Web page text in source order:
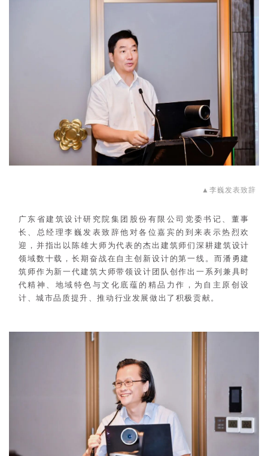
▲ 李巍发表致辞
广东省建筑设计研究院集团股份有限公司党委书记、董事
长、总经理李巍发表致辞他对各位嘉宾的到来表示热烈欢
迎，并指出以陈雄大师为代表的杰出建筑师们深耕建筑设计
领域数十载，长期奋战在自主创新设计的第一线。而潘勇建
筑师作为新一代建筑大师带领设计团队创作出一系列兼具时
代精神、地域特色与文化底蕴的精品力作，为自主原创设
计、城市品质提升、推动行业发展做出了积极贡献。